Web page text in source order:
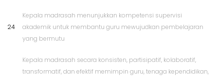
24
Kepala madrasah menunjukkan kompetensi supervisi
akademik untuk membantu guru mewujudkan pembelajaran
yang bermutu
Kepala madrasah secara konsisten, partisipatif, kolaboratif,
transformatif, dan efektif memimpin guru, tenaga kependidikan,